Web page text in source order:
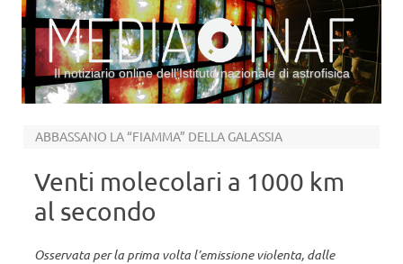
Il notiziario online dell’Istituto nazionale di astrofisica
ABBASSANO LA “FIAMMA” DELLA GALASSIA
Venti molecolari a 1000 km
al secondo
Osservata per la prima volta l’emissione violenta, dalle